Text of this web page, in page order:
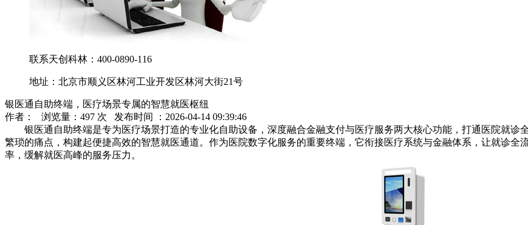
联系天创科林：400-0890-116
地址：北京市顺义区林河工业开发区林河大街21号
银医通自助终端，医疗场景专属的智慧就医枢纽
作者： 浏览量：497 次 发布时间 ：2026-04-14 09:39:46
银医通自助终端是专为医疗场景打造的专业化自助设备，深度融合金融支付与医疗服务两大核心功能，打通医院就诊
繁琐的痛点，构建起便捷高效的智慧就医通道。作为医院数字化服务的重要终端，它衔接医疗系统与金融体系，让就诊
率，缓解就医高峰的服务压力。